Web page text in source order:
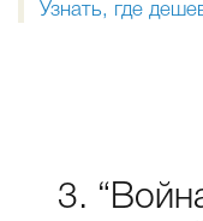
Узнать, где
3.